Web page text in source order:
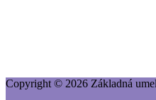
Copyright © 2026 Základná